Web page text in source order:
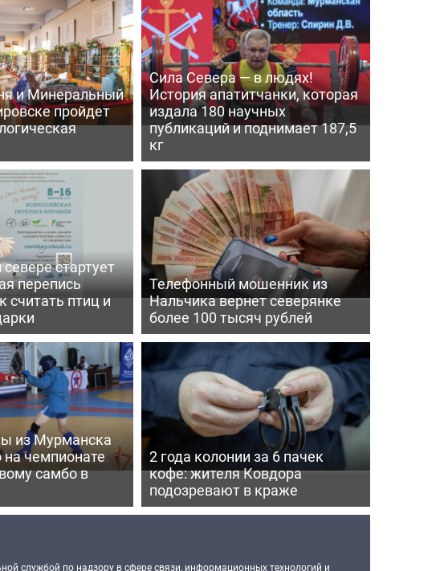
и Минеральный
пройдет
Сила Севера — в людях!
История апатитчанки, которая
издала 180 научных
публикаций и поднимает 187,5
кг
стартует
перепись
считать птиц и
Телефонный мошенник из
Нальчика вернет северянке
более 100 тысяч рублей
из Мурманска
на чемпионате
самбо в
2 года колонии за 6 пачек
кофе: жителя Ковдора
подозревают в краже
службой по надзору в сфере связи, информационных технологий и